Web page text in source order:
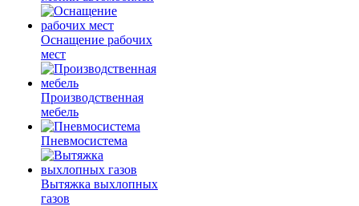
Оснащение рабочих
мест
Производственная
мебель
Пневмосистема
Вытяжка выхлопных
газов